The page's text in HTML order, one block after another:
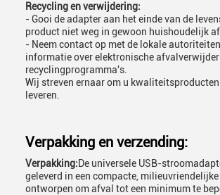
Recycling en verwijdering:
- Gooi de adapter aan het einde van de
product niet weg in gewoon huishoudelijk
- Neem contact op met de lokale
informatie over elektronische
recyclingprogramma's.
Wij streven ernaar om u
leveren.
Verpakking en verzending:
Verpakking:De universele USB-
geleverd in een compacte,
ontworpen om afval tot een minimum te